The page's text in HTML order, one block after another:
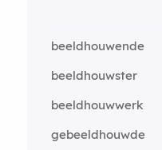
beeldhouwende
beeldhouwster
beeldhouwwerk
gebeeldhouwde